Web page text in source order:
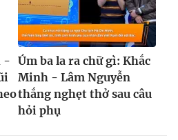
-
Úm ba la ra chữ gì: Khắc
Minh - Lâm Nguyễn
thắng nghẹt thở sau câu
hỏi phụ